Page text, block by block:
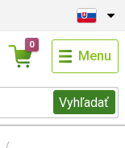
Vyhľadať
0
Menu